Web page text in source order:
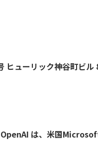
ヒューリック神谷町ビル
は、米国